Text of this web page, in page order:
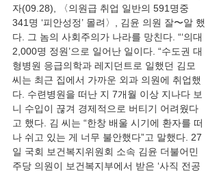
자(09.28), 〈의원급 취업 일반의 591명중
341명 ‘피안성정’ 몰려〉, 김윤 의원 잘〜알 했
다. 그 놈의 사회주의가 나라를 망친다. “‘의대
2,000명 정원’으로 일어난 일이다. “수도권 대
형병원 응급의학과 레지던트로 일했던 김모
씨는 최근 집에서 가까운 외과 의원에 취업했
다. 수련병원을 떠난 지 7개월 이상 지나다 보
니 수입이 끊겨 경제적으로 버티기 어려웠다
고 했다. 김 씨는 “한창 배울 시기에 환자를 떠
나 쉬고 있는 게 너무 불안했다”고 말했다. 27
일 국회 보건복지위원회 소속 김윤 더불어민
주당 의원이 보건복지부에서 받은 ‘사직 전공